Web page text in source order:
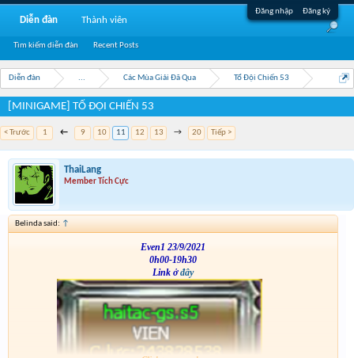
Đăng nhập Đăng ký
Diễn đàn ... Các Mùa Giải Đã Qua Tổ Đội Chiến 53
[MINIGAME] TỔ ĐỘI CHIẾN 53
< Trước 1 ← 9 10 11 12 13 → 20 Tiếp >
ThaiLang
Member Tích Cực
Belinda said: ↑
Even1 23/9/2021
0h00-19h30
Link ởđây
Diễn đàn
Tìm kiếm diễn đàn Recent Posts
Thành viên